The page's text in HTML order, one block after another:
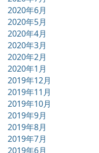
2020年6月
2020年5月
2020年4月
2020年3月
2020年2月
2020年1月
2019年12月
2019年11月
2019年10月
2019年9月
2019年8月
2019年7月
2019年6月